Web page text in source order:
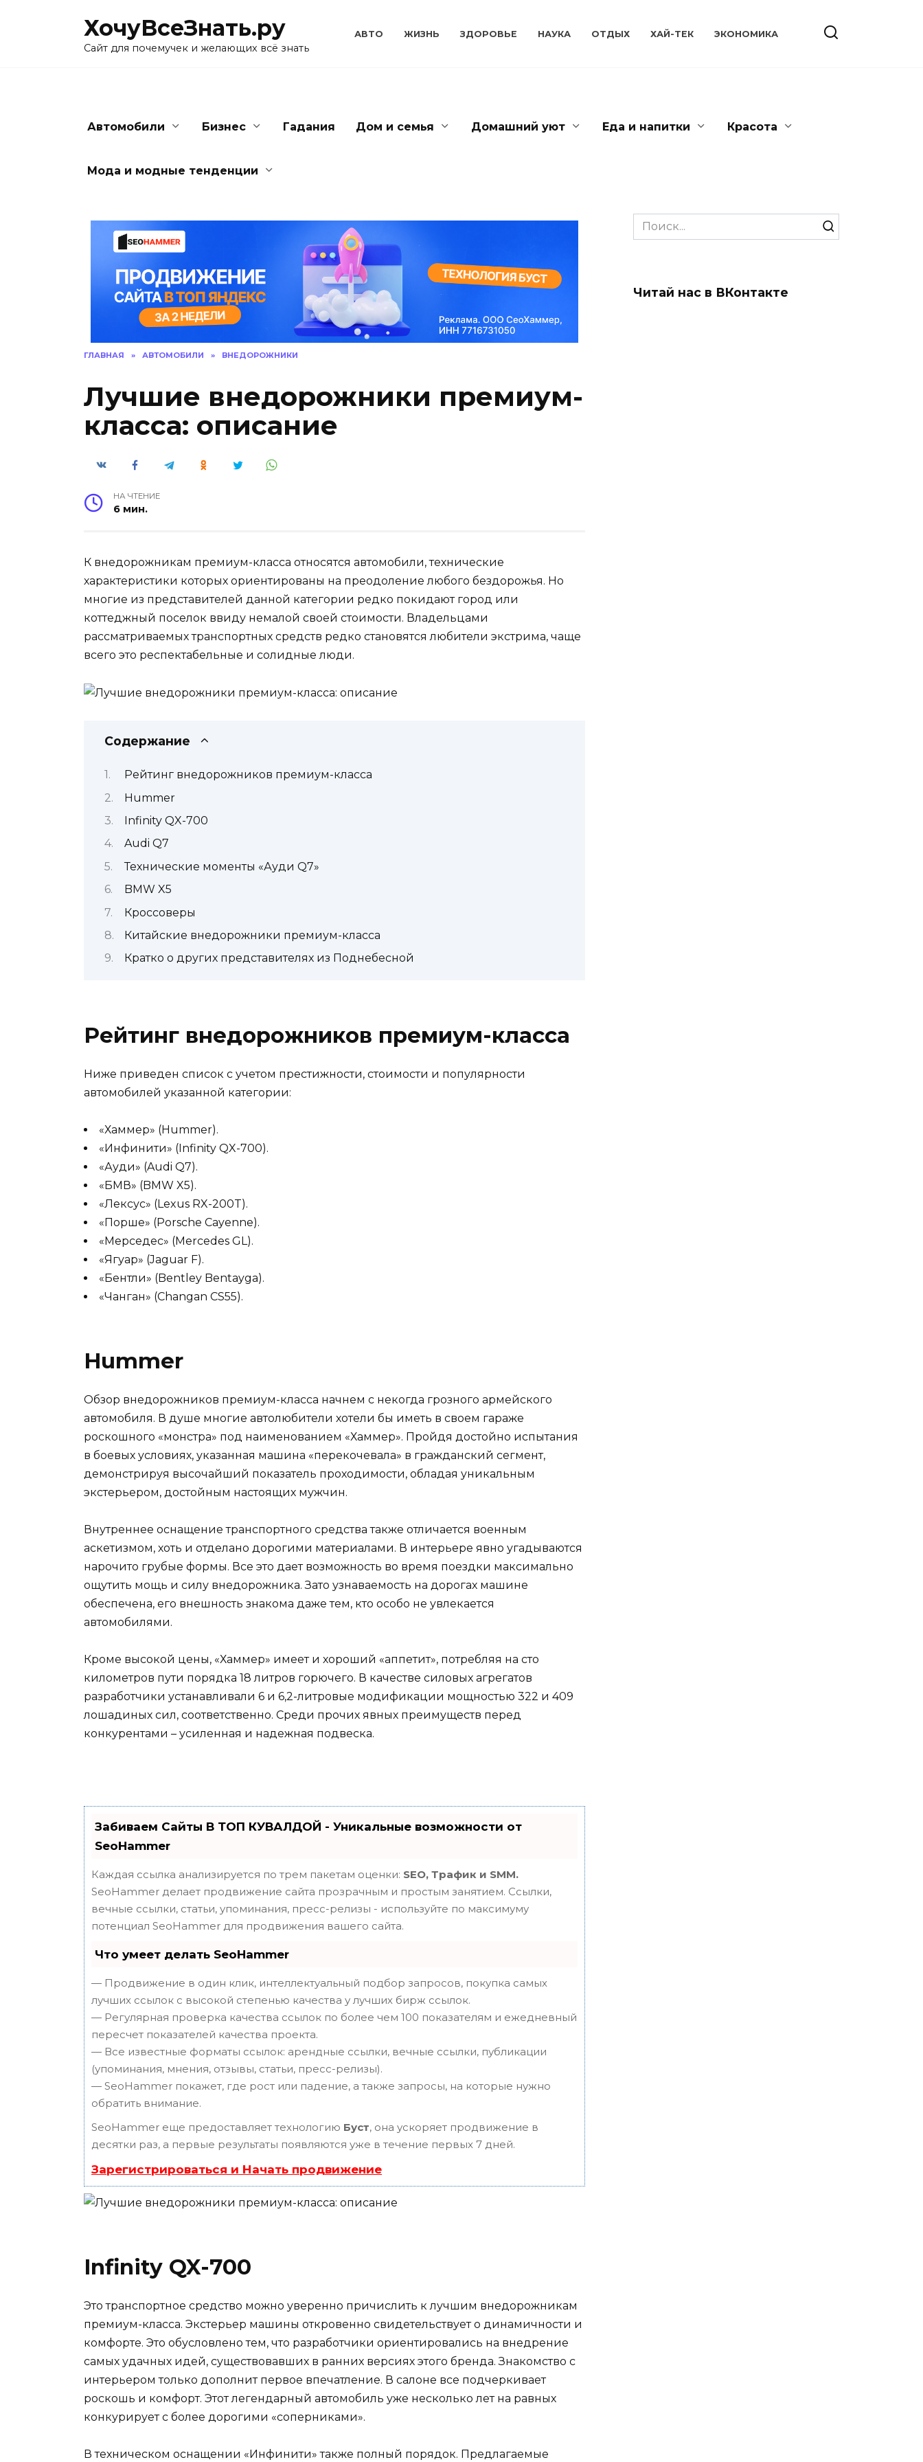
ХочуВсеЗнать.ру
Сайт для почемучек и желающих всё знать
АВТО ЖИЗНЬ ЗДОРОВЬЕ НАУКА ОТДЫХ ХАЙ-ТЕК ЭКОНОМИКА
Автомобили Бизнес Гадания Дом и семья Домашний уют Еда и напитки Красота
Мода и модные тенденции
ГЛАВНАЯ » АВТОМОБИЛИ » ВНЕДОРОЖНИКИ
Лучшие внедорожники премиум-
класса: описание
НА ЧТЕНИЕ
6 мин.
К внедорожникам премиум-класса относятся автомобили, технические
характеристики которых ориентированы на преодоление любого бездорожья. Но
многие из представителей данной категории редко покидают город или
коттеджный поселок ввиду немалой своей стоимости. Владельцами
рассматриваемых транспортных средств редко становятся любители экстрима, чаще
всего это респектабельные и солидные люди.
Содержание
Рейтинг внедорожников премиум-класса
Hummer
Infinity QX-700
Audi Q7
Технические моменты «Ауди Q7»
BMW X5
Кроссоверы
Китайские внедорожники премиум-класса
Кратко о других представителях из Поднебесной
Рейтинг внедорожников премиум-класса
Ниже приведен список с учетом престижности, стоимости и популярности
автомобилей указанной категории:
«Хаммер» (Hummer).
«Инфинити» (Infinity QX-700).
«Ауди» (Audi Q7).
«БМВ» (BMW X5).
«Лексус» (Lexus RX-200T).
«Порше» (Porsche Cayenne).
«Мерседес» (Mercedes GL).
«Ягуар» (Jaguar F).
«Бентли» (Bentley Bentayga).
«Чанган» (Changan CS55).
Hummer
Обзор внедорожников премиум-класса начнем с некогда грозного армейского
автомобиля. В душе многие автолюбители хотели бы иметь в своем гараже
роскошного «монстра» под наименованием «Хаммер». Пройдя достойно испытания
в боевых условиях, указанная машина «перекочевала» в гражданский сегмент,
демонстрируя высочайший показатель проходимости, обладая уникальным
экстерьером, достойным настоящих мужчин.
Внутреннее оснащение транспортного средства также отличается военным
аскетизмом, хоть и отделано дорогими материалами. В интерьере явно угадываются
нарочито грубые формы. Все это дает возможность во время поездки максимально
ощутить мощь и силу внедорожника. Зато узнаваемость на дорогах машине
обеспечена, его внешность знакома даже тем, кто особо не увлекается
автомобилями.
Кроме высокой цены, «Хаммер» имеет и хороший «аппетит», потребляя на сто
километров пути порядка 18 литров горючего. В качестве силовых агрегатов
разработчики устанавливали 6 и 6,2-литровые модификации мощностью 322 и 409
лошадиных сил, соответственно. Среди прочих явных преимуществ перед
конкурентами – усиленная и надежная подвеска.
Забиваем Сайты В ТОП КУВАЛДОЙ - Уникальные возможности от
SeoHammer
Каждая ссылка анализируется по трем пакетам оценки: SEO, Трафик и SMM.
SeoHammer делает продвижение сайта прозрачным и простым занятием. Ссылки,
вечные ссылки, статьи, упоминания, пресс-релизы - используйте по максимуму
потенциал SeoHammer для продвижения вашего сайта.
Что умеет делать SeoHammer
— Продвижение в один клик, интеллектуальный подбор запросов, покупка самых
лучших ссылок с высокой степенью качества у лучших бирж ссылок.
— Регулярная проверка качества ссылок по более чем 100 показателям и ежедневный
пересчет показателей качества проекта.
— Все известные форматы ссылок: арендные ссылки, вечные ссылки, публикации
(упоминания, мнения, отзывы, статьи, пресс-релизы).
— SeoHammer покажет, где рост или падение, а также запросы, на которые нужно
обратить внимание.
SeoHammer еще предоставляет технологию Буст, она ускоряет продвижение в
десятки раз, а первые результаты появляются уже в течение первых 7 дней.
Зарегистрироваться и Начать продвижение
Infinity QX-700
Это транспортное средство можно уверенно причислить к лучшим внедорожникам
премиум-класса. Экстерьер машины откровенно свидетельствует о динамичности и
комфорте. Это обусловлено тем, что разработчики ориентировались на внедрение
самых удачных идей, существовавших в ранних версиях этого бренда. Знакомство с
интерьером только дополнит первое впечатление. В салоне все подчеркивает
роскошь и комфорт. Этот легендарный автомобиль уже несколько лет на равных
конкурирует с более дорогими «соперниками».
В техническом оснащении «Инфинити» также полный порядок. Предлагаемые
Search
for:
Читай нас в ВКонтакте